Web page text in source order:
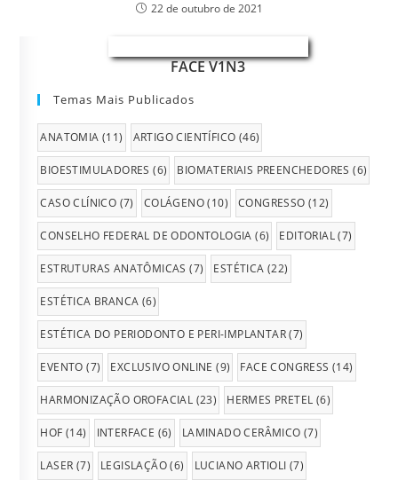
22 de outubro de 2021
FACE V1N3
Temas Mais Publicados
ANATOMIA (11) ARTIGO CIENTÍFICO (46)
BIOESTIMULADORES (6) BIOMATERIAIS PREENCHEDORES (6)
CASO CLÍNICO (7) COLÁGENO(10) CONGRESSO (12)
CONSELHO FEDERAL DE ODONTOLOGIA (6) EDITORIAL(7)
ESTRUTURAS ANATÔMICAS (7) ESTÉTICA (22)
ESTÉTICA BRANCA (6)
ESTÉTICA DO PERIODONTO E PERI-IMPLANTAR(7)
EVENTO (7) EXCLUSIVO ONLINE (9) FACE CONGRESS (14)
HARMONIZAÇÃO OROFACIAL (23) HERMES PRETEL (6)
HOF (14) INTERFACE (6) LAMINADO CERÂMICO (7)
LASER (7) LEGISLAÇÃO(6) LUCIANO ARTIOLI (7)